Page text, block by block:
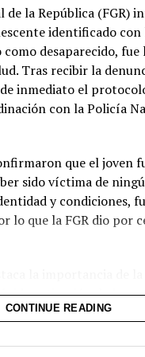
de Zacatecoluca es
de la República (FGR)
identificado con
como desaparecido,
Tras recibir la
inmediato el
con la Policía
que el joven
sido víctima de
y condiciones,
lo que la FGR dio por
activación de los
de búsqueda. La
corto y descartar
CONTINUE READING